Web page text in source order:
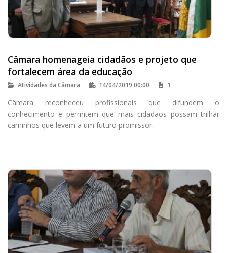
Câmara homenageia cidadãos e projeto que
fortalecem área da educação
Atividades da Câmara 14/04/2019 00:00 1
Câmara reconheceu profissionais que difundem o
conhecimento e permitem que mais cidadãos possam trilhar
caminhos que levem a um futuro promissor.